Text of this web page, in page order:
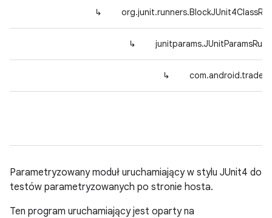
↳
↳
↳
Parametryzowany moduł uruchamiający w stylu JUnit4 do
testów parametryzowanych po stronie hosta.
Ten program uruchamiający jest oparty na